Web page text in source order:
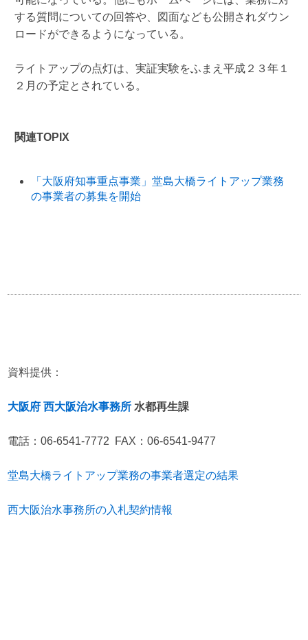
する質問についての回答や、図面なども公開されダウン
ロードができるようになっている。
ライトアップの点灯は、実証実験をふまえ平成２３年１
２月の予定とされている。
関連TOPIX
「大阪府知事重点事業」堂島大橋ライトアップ業務
の事業者の募集を開始
資料提供：
大阪府 西大阪治水事務所 水都再生課
電話：06-6541-7772 FAX：06-6541-9477
堂島大橋ライトアップ業務の事業者選定の結果
西大阪治水事務所の入札契約情報